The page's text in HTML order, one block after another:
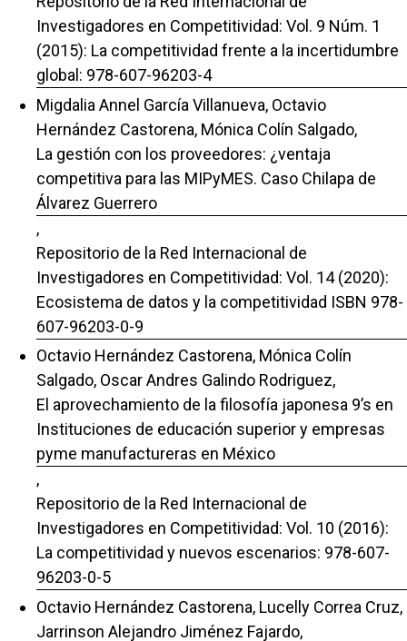
Investigadores en Competitividad: Vol. 9 Núm. 1
(2015): La competitividad frente a la incertidumbre
global: 978-607-96203-4
Migdalia Annel García Villanueva, Octavio
Hernández Castorena, Mónica Colín Salgado,
La gestión con los proveedores: ¿ventaja
competitiva para las MIPyMES. Caso Chilapa de
Álvarez Guerrero
,
Repositorio de la Red Internacional de
Investigadores en Competitividad: Vol. 14 (2020):
Ecosistema de datos y la competitividad ISBN 978-
607-96203-0-9
Octavio Hernández Castorena, Mónica Colín
Salgado, Oscar Andres Galindo Rodriguez,
El aprovechamiento de la filosofía japonesa 9’s en
Instituciones de educación superior y empresas
pyme manufactureras en México
,
Repositorio de la Red Internacional de
Investigadores en Competitividad: Vol. 10 (2016):
La competitividad y nuevos escenarios: 978-607-
96203-0-5
Octavio Hernández Castorena, Lucelly Correa Cruz,
Jarrinson Alejandro Jiménez Fajardo,